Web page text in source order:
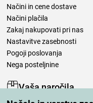
Načini in cene dostave
Načini plačila
Zakaj nakupovati pri nas
Nastavitve zasebnosti
Pogoji poslovanja
Nega posteljnine
Vaša naročila